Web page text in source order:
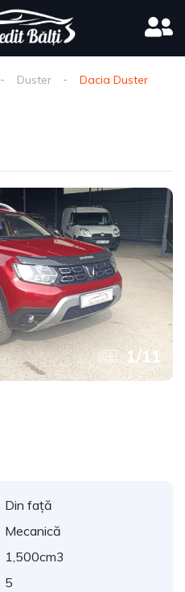
Duster Dacia Duster
1/11
Din față
Mecanică
1,500cm3
5